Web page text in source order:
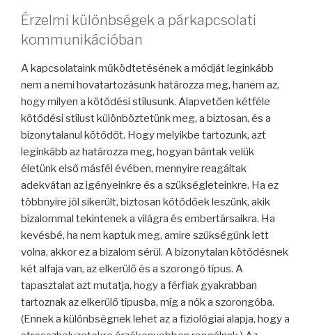
Érzelmi különbségek a párkapcsolati
kommunikációban
A kapcsolataink működtetésének a módját leginkább
nem a nemi hovatartozásunk határozza meg, hanem az,
hogy milyen a kötődési stílusunk. Alapvetően kétféle
kötődési stílust különböztetünk meg, a biztosan, és a
bizonytalanul kötődőt. Hogy melyikbe tartozunk, azt
leginkább az határozza meg, hogyan bántak velük
életünk első másfél évében, mennyire reagáltak
adekvátan az igényeinkre és a szükségleteinkre. Ha ez
többnyire jól sikerült, biztosan kötődőek leszünk, akik
bizalommal tekintenek a világra és embertársaikra. Ha
kevésbé, ha nem kaptuk meg, amire szükségünk lett
volna, akkor ez a bizalom sérül. A bizonytalan kötődésnek
két alfaja van, az elkerülő és a szorongó típus. A
tapasztalat azt mutatja, hogy a férfiak gyakrabban
tartoznak az elkerülő típusba, míg a nők a szorongóba.
(Ennek a különbségnek lehet az a fiziológiai alapja, hogy a